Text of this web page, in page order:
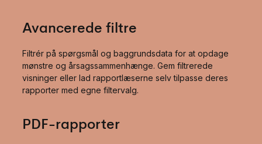
Avancerede filtre
Filtrér på spørgsmål og baggrundsdata for at opdage
mønstre og årsagssammenhænge. Gem filtrerede
visninger eller lad rapportlæserne selv tilpasse deres
rapporter med egne filtervalg.
PDF-rapporter